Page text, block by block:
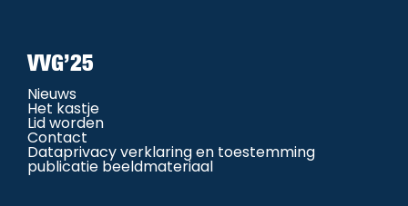
VVG’25
Nieuws
Het kastje
Lid worden
Contact
Dataprivacy verklaring en toestemming
publicatie beeldmateriaal